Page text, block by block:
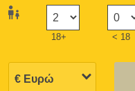
18+ < 18